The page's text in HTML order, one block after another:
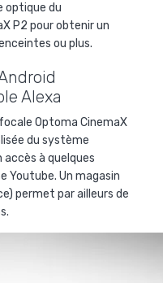
optique du
P2 pour obtenir un
ou plus.
Alexa
Optoma CinemaX
du système
à quelques
Youtube. Un magasin
permet par ailleurs de